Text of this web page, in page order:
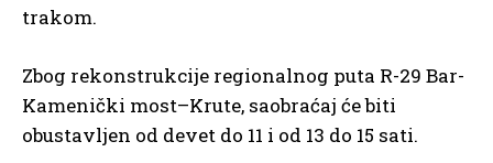
trakom.
Zbog rekonstrukcije regionalnog puta R-29 Bar-
Kamenički most–Krute, saobraćaj će biti
obustavljen od devet do 11 i od 13 do 15 sati.